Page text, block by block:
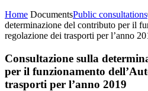
Home DocumentsPublic consultations
determinazione del contributo per il
regolazione dei trasporti per l’anno
Consultazione sulla
per il funzionamento
trasporti per l’anno 2019